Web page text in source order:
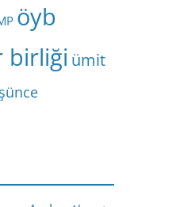
öyb
birliği ümit